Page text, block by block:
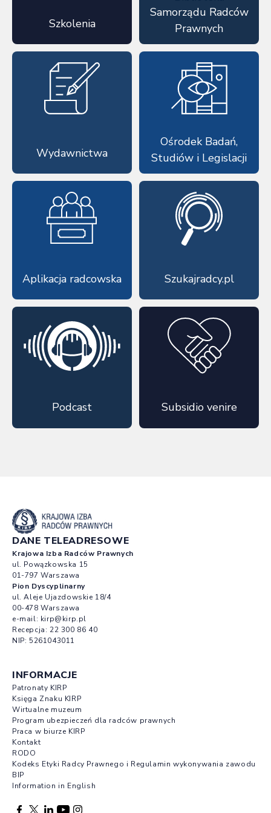
Szkolenia
Samorządu Radców
Prawnych
Wydawnictwa
Ośrodek Badań,
Studiów i Legislacji
Aplikacja radcowska Szukajradcy.pl
Podcast Subsidio venire
DANE TELEADRESOWE
Krajowa Izba Radców Prawnych
ul. Powązkowska 15
01-797 Warszawa
Pion Dyscyplinarny
ul. Aleje Ujazdowskie 18/4
00-478 Warszawa
e-mail: kirp@kirp.pl
Recepcja: 22 300 86 40
NIP: 5261043011
INFORMACJE
Patronaty KIRP
Księga Znaku KIRP
Wirtualne muzeum
Program ubezpieczeń dla radców prawnych
Praca w biurze KIRP
Kontakt
RODO
Kodeks Etyki Radcy Prawnego i Regulamin wykonywania zawodu
BIP
Information in English